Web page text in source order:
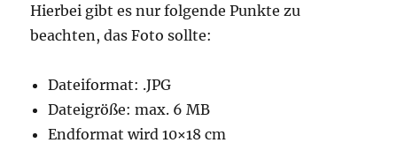
Hierbei gibt es nur folgende Punkte zu
beachten, das Foto sollte:
Dateiformat: .JPG
Dateigröße: max. 6 MB
Endformat wird 10×18 cm